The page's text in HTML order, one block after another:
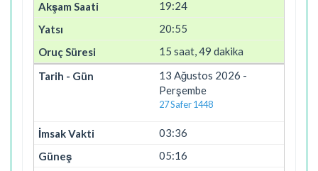
19:24
20:55
15 saat, 49 dakika
13 Ağustos 2026 -
Perşembe
27 Safer 1448
03:36
05:16